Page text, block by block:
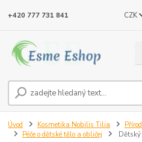
CZK
+420 777 731 841
Úvod Kosmetika Nobilis Tilia
Péče o dětské tělo a obličej